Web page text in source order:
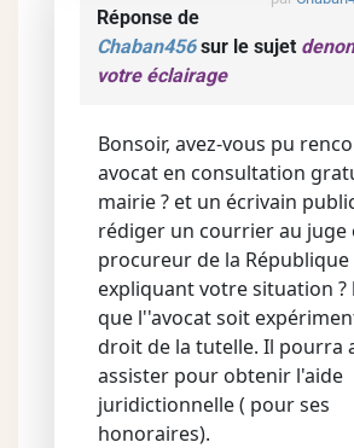
Réponse de
Chaban456sur le sujet
votre éclairage
Bonsoir, avez-vous pu
avocat en consultation
mairie ? et un écrivain
rédiger un courrier au juge
procureur de la République
expliquant votre situation
que l''avocat soit
droit de la tutelle. Il pourra
assister pour obtenir l'aide
juridictionnelle ( pour ses
honoraires).